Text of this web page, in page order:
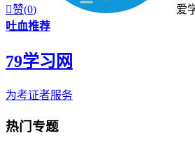
赞(0) 爱
吐血推荐
79学习网
为考证者服务
热门专题